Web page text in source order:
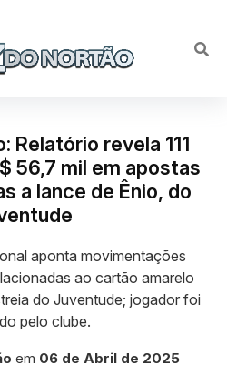
Relatório revela 111
56,7 mil em apostas
a lance de Ênio, do
aponta movimentações
ao cartão amarelo
do Juventude; jogador foi
pelo clube.
em 06 de Abril de 2025